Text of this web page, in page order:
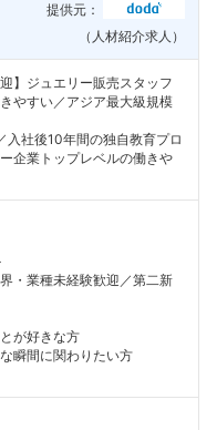
提供元：
（人材紹介求人）
】ジュエリー販売スタッフ
やすい／アジア最大級規模
入社後10年間の独自教育プロ
企業トップレベルの働きや
・業種未経験歓迎／第二新
が好きな方
瞬間に関わりたい方